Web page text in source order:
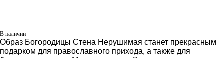
В наличии
Образ Богородицы Стена Нерушимая станет прекрасным
подарком для православного прихода, а также для